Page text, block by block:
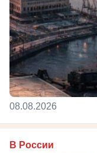
08.08.2026
В России